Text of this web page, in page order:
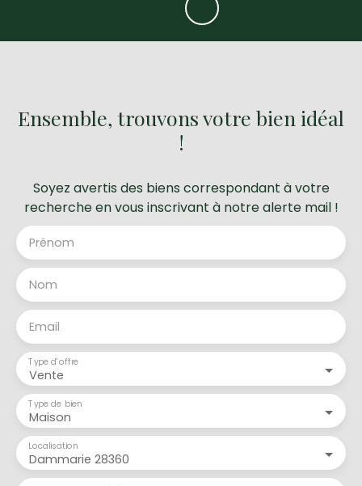
Ensemble, trouvons votre bien idéal
!
Soyez avertis des biens correspondant à votre
recherche en vous inscrivant à notre alerte mail !
Prénom
Nom
Email
Vente
Type d'offre
Maison
Type de bien
Dammarie 28360
Localisation